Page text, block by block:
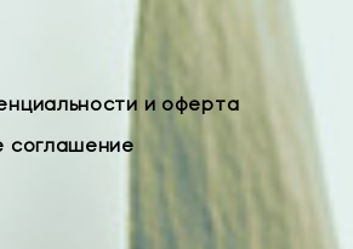
и оферта
соглашение